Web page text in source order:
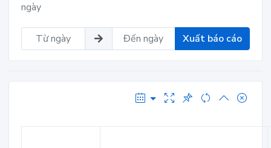
ngày
Xuất báo cáo